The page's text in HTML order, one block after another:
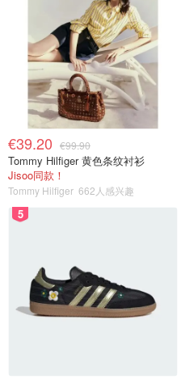
€39.20 €99.90
Tommy Hilfiger 黄色条纹衬衫
Jisoo同款！
Tommy Hilfiger 662人感兴趣
5